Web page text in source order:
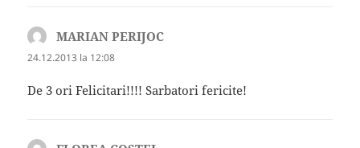
MARIAN PERIJOC
24.12.2013 la 12:08
De 3 ori Felicitari!!!! Sarbatori fericite!